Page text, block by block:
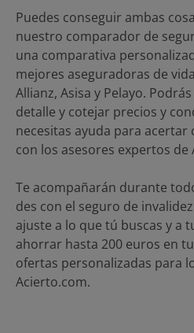
Puedes conseguir ambas
nuestro comparador de
una comparativa
mejores aseguradoras de
Allianz, Asisa y Pelayo.
detalle y cotejar precios y
necesitas ayuda para acertar
con los asesores expertos de
Te acompañarán durante
des con el seguro de
ajuste a lo que tú buscas y a
ahorrar hasta 200 euros en
ofertas personalizadas para
Acierto.com.